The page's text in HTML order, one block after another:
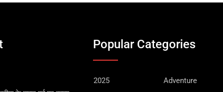
Popular Categories
2025
Adventure